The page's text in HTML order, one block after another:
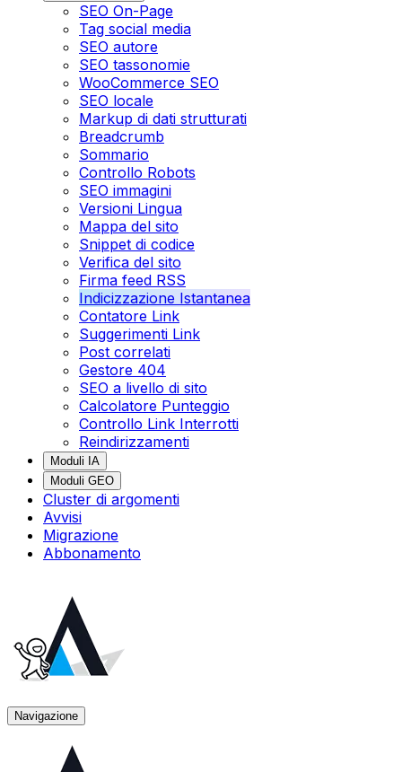
SEO On-Page
Tag social media
SEO autore
SEO tassonomie
WooCommerce SEO
SEO locale
Markup di dati strutturati
Breadcrumb
Sommario
Controllo Robots
SEO immagini
Versioni Lingua
Mappa del sito
Snippet di codice
Verifica del sito
Firma feed RSS
Indicizzazione Istantanea
Contatore Link
Suggerimenti Link
Post correlati
Gestore 404
SEO a livello di sito
Calcolatore Punteggio
Controllo Link Interrotti
Reindirizzamenti
Moduli IA
Moduli GEO
Cluster di argomenti
Avvisi
Migrazione
Abbonamento
Navigazione